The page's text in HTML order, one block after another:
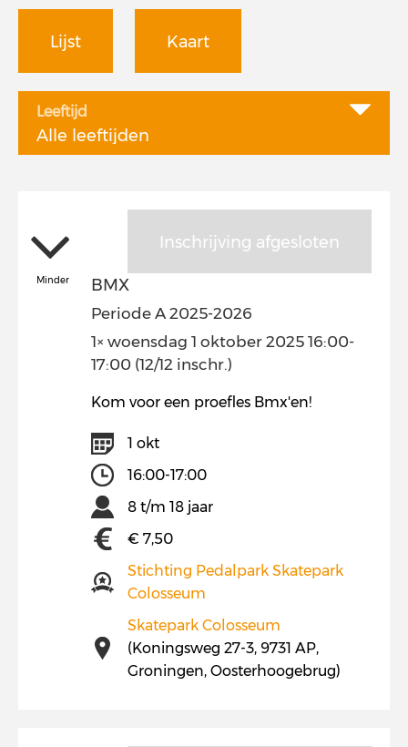
Lijst Kaart
Leeftijd
Alle leeftijden
Inschrijving afgesloten
Minder BMX
Periode A 2025-2026
1× woensdag 1 oktober 2025 16:00-
17:00 (12/12 inschr.)
Kom voor een proefles Bmx'en!
1 okt
16:00-17:00
8 t/m 18 jaar
€ 7,50
Stichting Pedalpark Skatepark
Colosseum
Skatepark Colosseum
(Koningsweg 27-3, 9731 AP,
Groningen, Oosterhoogebrug)